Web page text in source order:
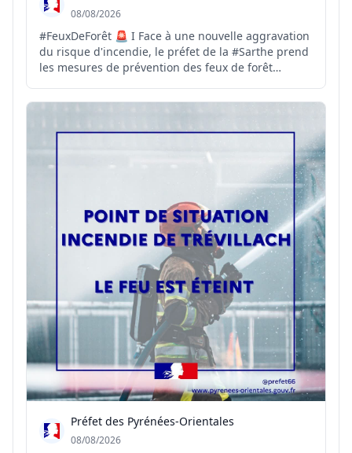
08/08/2026
#FeuxDeForêt 🚨 I Face à une nouvelle aggravation
du risque d'incendie, le préfet de la #Sarthe prend
les mesures de prévention des feux de forêt
stationnement motorisés à compter de ce vendredi
Préfet des Pyrénées-Orientales
08/08/2026